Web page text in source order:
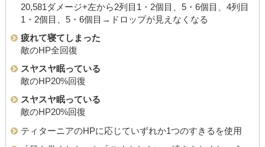
20,581ダメージ+左から2列目1・2個目、5・6個目、4列目
1・2個目、5・6個目→ドロップが見えなくなる
疲れて寝てしまった
敵のHP全回復
スヤスヤ眠っている
敵のHP20%回復
スヤスヤ眠っている
敵のHP20%回復
ティターニアのHPに応じていずれか1つのすきるを使用